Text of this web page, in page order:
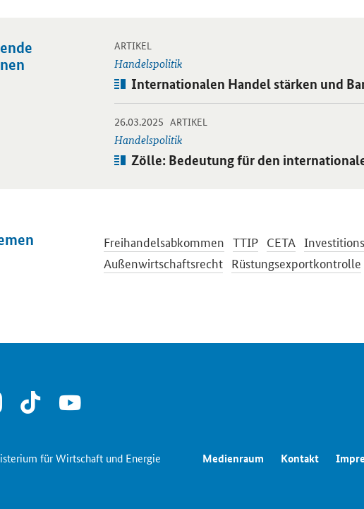
ARTIKEL
Handelspolitik
Artikel:
Internationalen Handel stärken und
Öffnet Einzelsicht
26.03.2025 -
ARTIKEL
Handelspolitik
Artikel:
Zölle: Bedeutung für den
Öffnet Einzelsicht
Freihandelsabkommen TTIP CETA
Außenwirtschaftsrecht Rüstungsexportkontrolle
instagram tiktok youtube
für Wirtschaft und Energie Medienraum Kontakt